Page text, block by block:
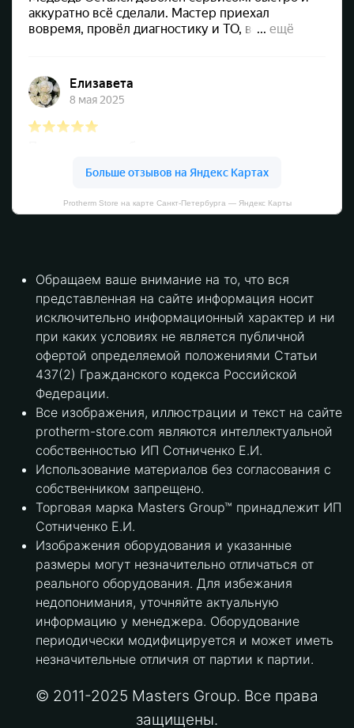
Protherm Store на карте Санкт‑Петербурга — Яндекс Карты
Обращаем ваше внимание на то, что вся
представленная на сайте информация носит
исключительно информационный характер и ни
при каких условиях не является публичной
офертой определяемой положениями Статьи
437(2) Гражданского кодекса Российской
Федерации.
Все изображения, иллюстрации и текст на сайте
protherm-store.com являются интеллектуальной
собственностью ИП Сотниченко Е.И.
Использование материалов без согласования с
собственником запрещено.
Торговая марка Masters Group™ принадлежит ИП
Сотниченко Е.И.
Изображения оборудования и указанные
размеры могут незначительно отличаться от
реального оборудования. Для избежания
недопонимания, уточняйте актуальную
информацию у менеджера. Оборудование
периодически модифицируется и может иметь
незначительные отличия от партии к партии.
© 2011-2025 Masters Group. Все права
защищены.